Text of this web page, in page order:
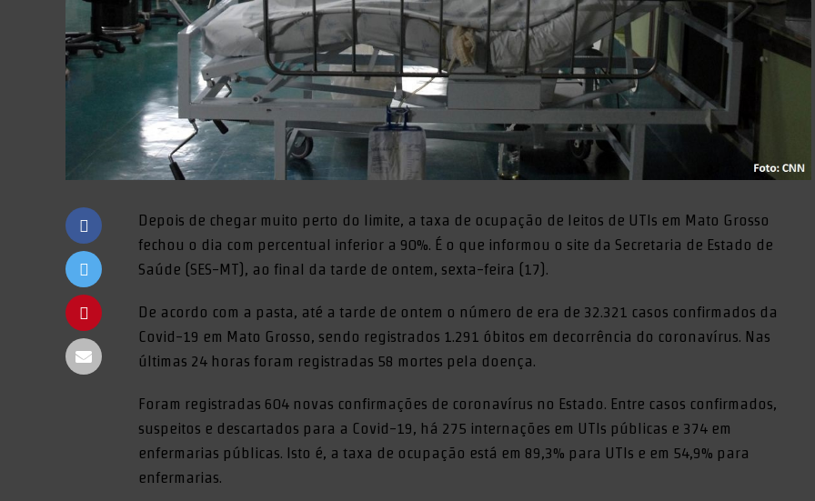
Depois de chegar muito perto do limite, a taxa de ocupação de leitos de UTIs em Mato Grosso
fechou o dia com percentual inferior a 90%. É o que informou o site da Secretaria de Estado de
Saúde (SES-MT), ao final da tarde de ontem, sexta-feira (17).
De acordo com a pasta, até a tarde de ontem o número de era de 32.321 casos confirmados da
Covid-19 em Mato Grosso, sendo registrados 1.291 óbitos em decorrência do coronavírus. Nas
últimas 24 horas foram registradas 58 mortes pela doença.
Foram registradas 604 novas confirmações de coronavírus no Estado. Entre casos confirmados,
suspeitos e descartados para a Covid-19, há 275 internações em UTIs públicas e 374 em
enfermarias públicas. Isto é, a taxa de ocupação está em 89,3% para UTIs e em 54,9% para
enfermarias.